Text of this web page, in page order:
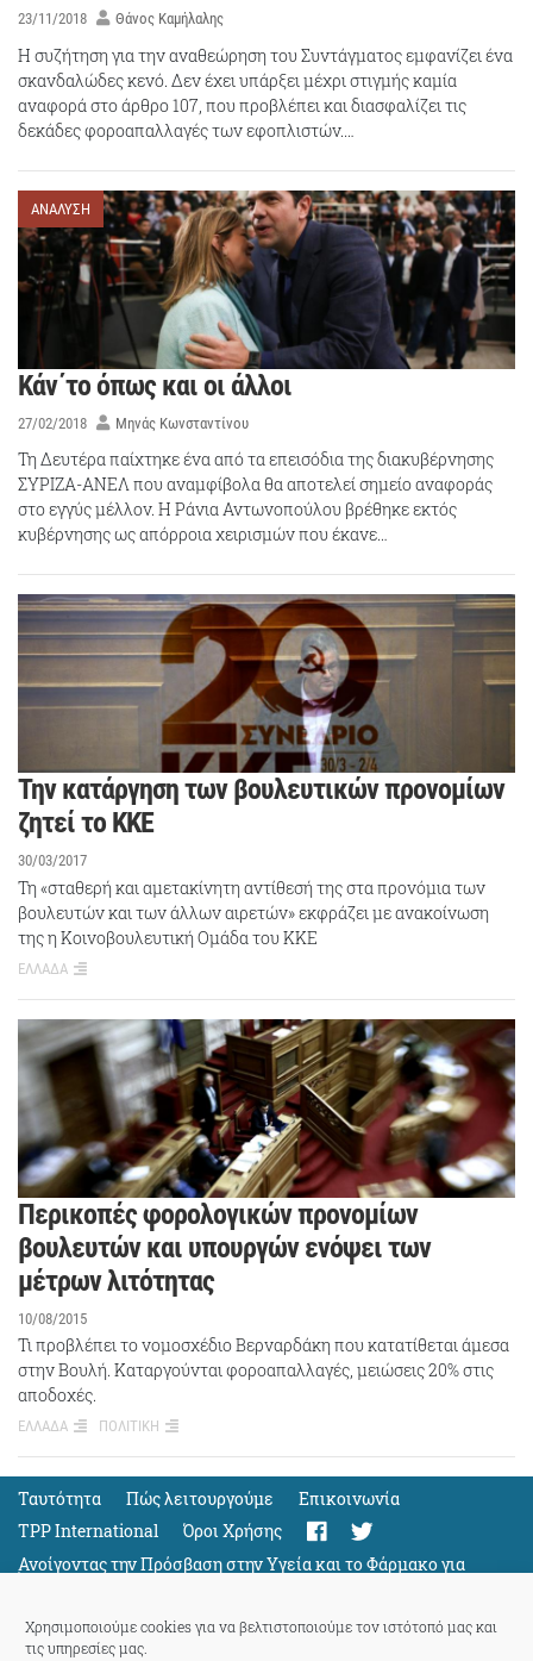
Χρησιμοποιούμε cookies για να βελτιστοποιούμε τον ιστότοπό μας και
τις υπηρεσίες μας.
23/11/2018 Θάνος Καμήλαλης
Η συζήτηση για την αναθεώρηση του Συντάγματος εμφανίζει ένα
σκανδαλώδες κενό. Δεν έχει υπάρξει μέχρι στιγμής καμία
αναφορά στο άρθρο 107, που προβλέπει και διασφαλίζει τις
δεκάδες φοροαπαλλαγές των εφοπλιστών.…
ΑΝΑΛΥΣΗ
Κάν΄το όπως και οι άλλοι
27/02/2018 Μηνάς Κωνσταντίνου
Τη Δευτέρα παίχτηκε ένα από τα επεισόδια της διακυβέρνησης
ΣΥΡΙΖΑ-ΑΝΕΛ που αναμφίβολα θα αποτελεί σημείο αναφοράς
στο εγγύς μέλλον. Η Ράνια Αντωνοπούλου βρέθηκε εκτός
κυβέρνησης ως απόρροια χειρισμών που έκανε…
Την κατάργηση των βουλευτικών προνομίων
ζητεί το ΚΚΕ
30/03/2017
Τη «σταθερή και αμετακίνητη αντίθεσή της στα προνόμια των
βουλευτών και των άλλων αιρετών» εκφράζει με ανακοίνωση
της η Κοινοβουλευτική Ομάδα του ΚΚΕ
ΕΛΛΑΔΑ
Περικοπές φορολογικών προνομίων
βουλευτών και υπουργών ενόψει των
μέτρων λιτότητας
10/08/2015
Τι προβλέπει το νομοσχέδιο Βερναρδάκη που κατατίθεται άμεσα
στην Βουλή. Καταργούνται φοροαπαλλαγές, μειώσεις 20% στις
αποδοχές.
ΕΛΛΑΔΑ ΠΟΛΙΤΙΚΗ
Ταυτότητα Πώς λειτουργούμε
Eπικοινωνία
TPP International
Όροι Χρήσης
Ανοίγοντας την Πρόσβαση στην Υγεία και το Φάρμακο για
Όλους
Support